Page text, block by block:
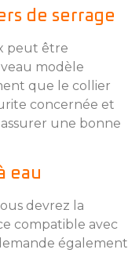
de serrage
peut être
modèle
que le collier
concernée et
une bonne
eau
devrez la
compatible avec
également